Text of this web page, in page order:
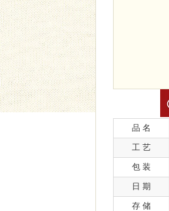
品 名
工 艺
包 装
日 期
存 储